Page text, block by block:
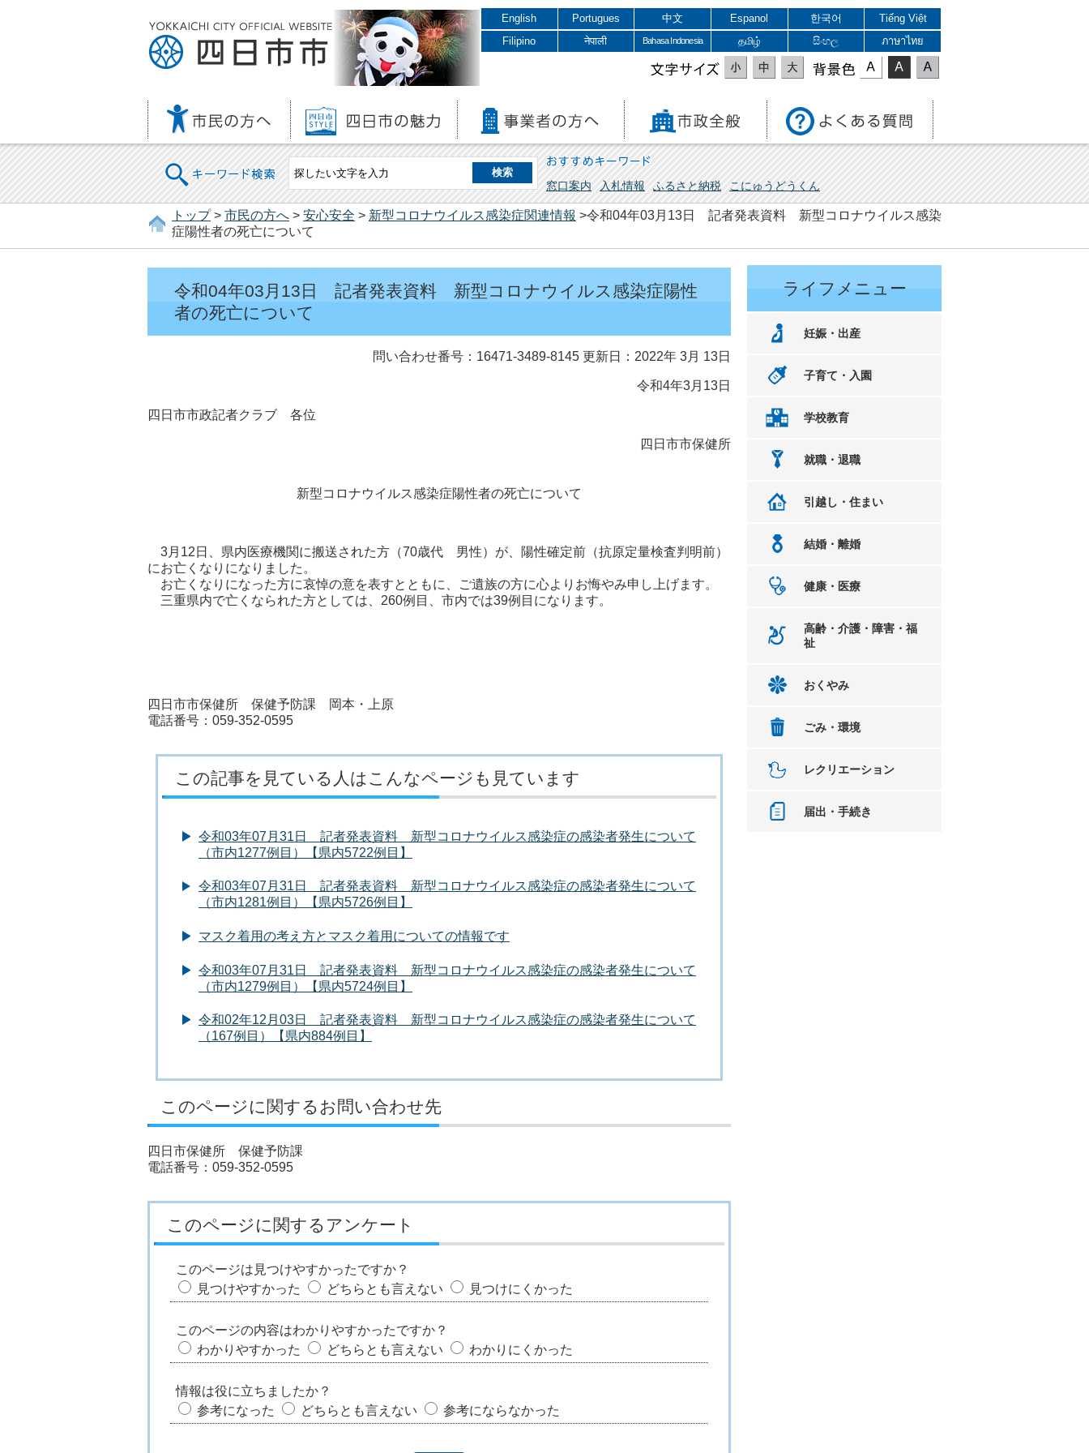
English Portugues 中文 Espanol 한국어
Tiếng Việt
Filipino
नेपाली Bahasa Indonesia தமிழ் සිංහල ภาษาไทย
文字サイズ 表示色
キーワード検索 おすすめキーワード
窓口案内 入札情報 ふるさと納税 こにゅうどうくん
トップ> 市民の方へ > 安心安全 > 新型コロナウイルス感染症関連情報 >令和04年03月13日 記者発表資料 新型コロナウイルス感染
症陽性者の死亡について
令和04年03月13日 記者発表資料 新型コロナウイルス感染症陽性
者の死亡について
問い合わせ番号：16471-3489-8145 更新日：2022年 3月 13日
令和4年3月13日
四日市市政記者クラブ 各位
四日市市保健所
新型コロナウイルス感染症陽性者の死亡について
3月12日、県内医療機関に搬送された方（70歳代 男性）が、陽性確定前（抗原定量検査判明前）
にお亡くなりになりました。
お亡くなりになった方に哀悼の意を表すとともに、ご遺族の方に心よりお悔やみ申し上げます。
三重県内で亡くなられた方としては、260例目、市内では39例目になります。
四日市市保健所 保健予防課 岡本・上原
電話番号：059-352-0595
この記事を見ている人はこんなページも見ています
令和03年07月31日 記者発表資料 新型コロナウイルス感染症の感染者発生について
（市内1277例目）【県内5722例目】
令和03年07月31日 記者発表資料 新型コロナウイルス感染症の感染者発生について
（市内1281例目）【県内5726例目】
マスク着用の考え方とマスク着用についての情報です
令和03年07月31日 記者発表資料 新型コロナウイルス感染症の感染者発生について
（市内1279例目）【県内5724例目】
令和02年12月03日 記者発表資料 新型コロナウイルス感染症の感染者発生について
（167例目）【県内884例目】
このページに関するお問い合わせ先
四日市保健所 保健予防課
電話番号：059-352-0595
このページに関するアンケート
このページは見つけやすかったですか？
見つけやすかった
どちらとも言えない 見つけにくかった
このページの内容はわかりやすかったですか？
わかりやすかった
どちらとも言えない わかりにくかった
情報は役に立ちましたか？
参考になった
どちらとも言えない 参考にならなかった
ライフメニュー
妊娠・出産
子育て・入園
学校教育
就職・退職
引越し・住まい
結婚・離婚
健康・医療
高齢・介護・障害・福
祉
おくやみ
ごみ・環境
レクリエーション
届出・手続き